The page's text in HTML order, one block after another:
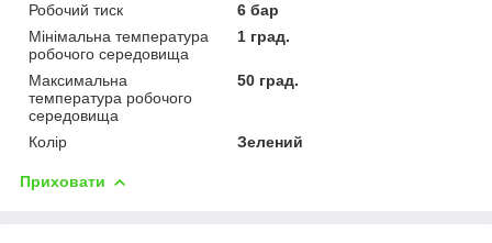
Робочий тиск
6 бар
Мінімальна температура
робочого середовища
1 град.
Максимальна
температура робочого
середовища
50 град.
Колір Зелений
Приховати